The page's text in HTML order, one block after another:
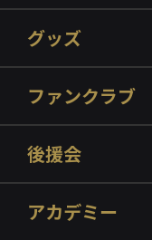
グッズ
ファンクラブ
後援会
アカデミー